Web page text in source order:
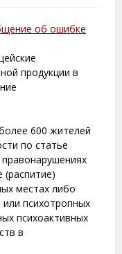
об ошибке
продукции в
600 жителей
по статье
(распитие)
местах либо
или психотропных
психоактивных
в